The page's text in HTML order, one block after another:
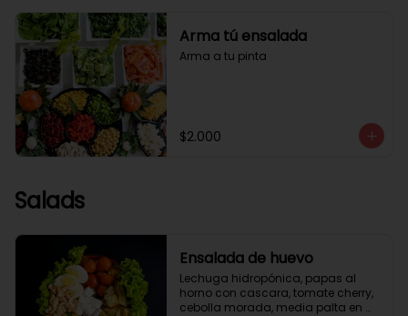
Arma tú ensalada
Arma a tu pinta
$2.000
Salads
Ensalada de huevo
Lechuga hidropónica, papas al
horno con cascara, tomate cherry,
cebolla morada, media palta en